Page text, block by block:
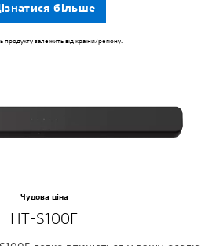
більше
продукту залежить від країни/регіону.‎
Чудова ціна
HT-S100F